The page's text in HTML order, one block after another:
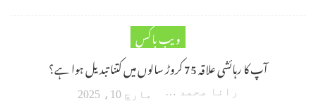
ویب باکس
آپ کا رہائشی علاقہ 75 کروڑ سالوں میں کتنا تبدیل ہوا ہے؟
رانا محمد امین اکبر مارچ 10، 2025